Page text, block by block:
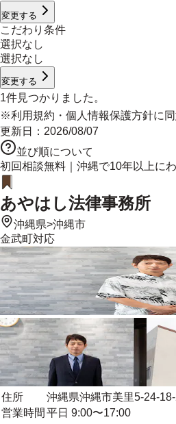
変更する
こだわり条件
選択なし
選択なし
変更する
1件見つかりました。
※利用規約 ・ 個人情報保護方針に
更新日： 2026/08/07
並び順について
初回相談無料｜沖縄で10年以上に
あやはし法律事務所
沖縄県>沖縄市
金武町対応
住所
沖縄県沖縄市美里5-24-
営業時間 平日 9:00〜17:00